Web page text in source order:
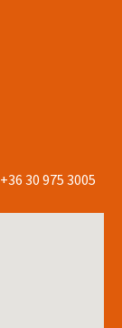
+36 30 975 3005